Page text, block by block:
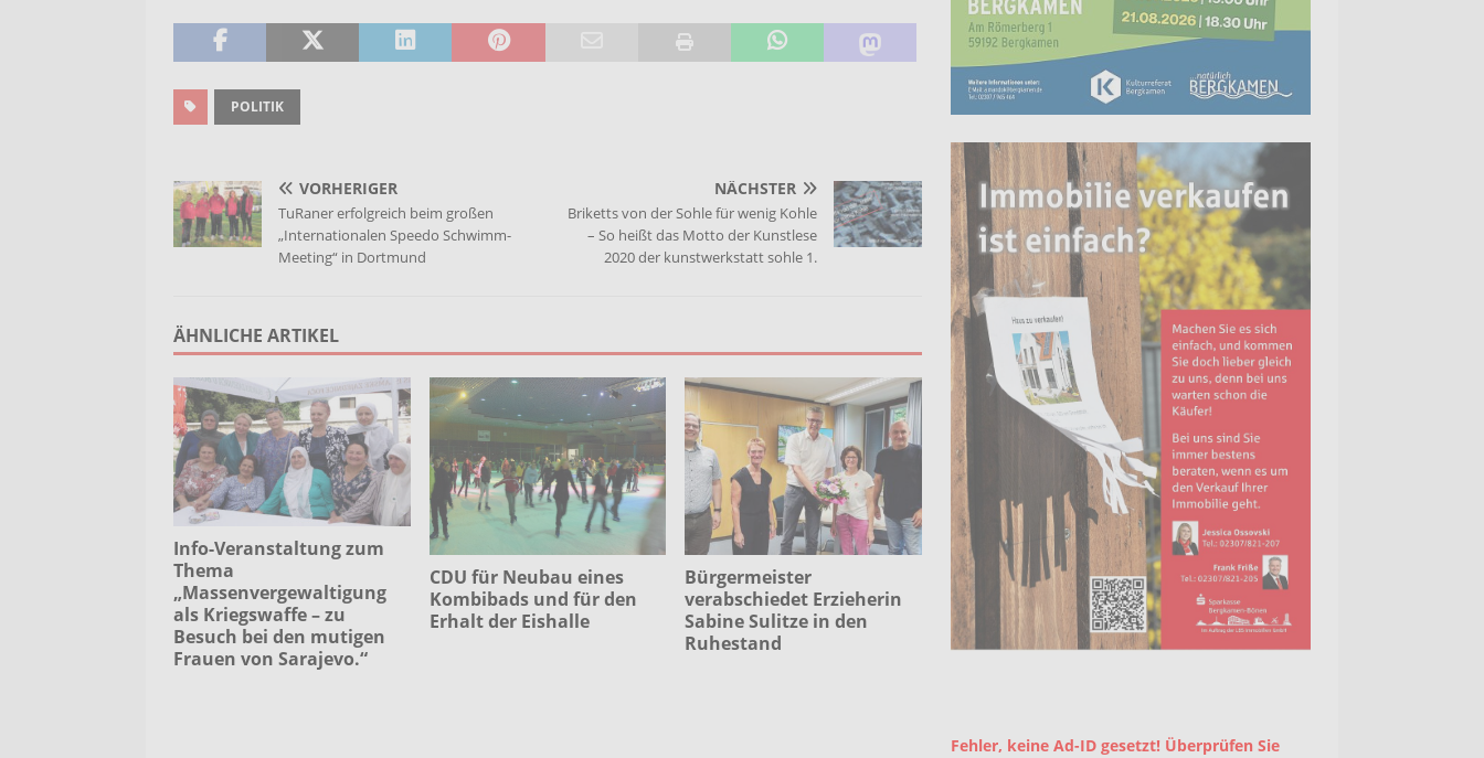
POLITIK
VORHERIGER
TuRaner erfolgreich beim großen
„Internationalen Speedo Schwimm-
Meeting“ in Dortmund
NÄCHSTER
Briketts von der Sohle für wenig Kohle
– So heißt das Motto der Kunstlese
2020 der kunstwerkstatt sohle 1.
ÄHNLICHE ARTIKEL
Info-Veranstaltung zum
Thema
„Massenvergewaltigung
als Kriegswaffe – zu
Besuch bei den mutigen
Frauen von Sarajevo.“
CDU für Neubau eines
Kombibads und für den
Erhalt der Eishalle
Bürgermeister
verabschiedet Erzieherin
Sabine Sulitze in den
Ruhestand
Fehler, keine Ad-ID gesetzt! Überprüfen Sie